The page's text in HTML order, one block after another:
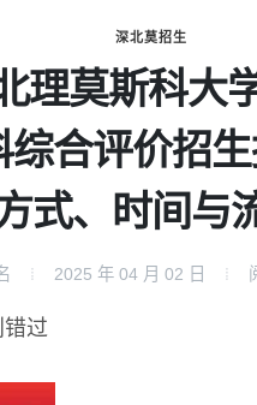
深北莫招生
理莫斯科大
综合评价招
式、时间与
2025 年 04 月 02 日
错过